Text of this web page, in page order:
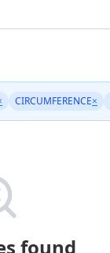
CIRCUMFERENCE×
found